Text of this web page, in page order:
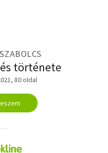
története
80 oldal